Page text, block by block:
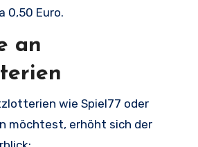
0,50 Euro.
an
wie Spiel77 oder
möchtest, erhöht sich der